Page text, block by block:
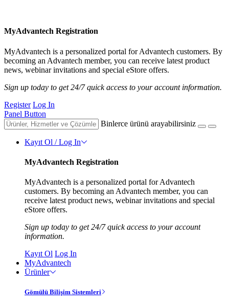
MyAdvantech Registration
MyAdvantech is a personalized portal for Advantech customers. By
becoming an Advantech member, you can receive latest product
news, webinar invitations and special eStore offers.
Sign up today to get 24/7 quick access to your account information.
Register Log In
Panel Button
Binlerce ürünü arayabilirsiniz
Kayıt Ol / Log In
MyAdvantech Registration
MyAdvantech is a personalized portal for Advantech
customers. By becoming an Advantech member, you can
receive latest product news, webinar invitations and special
eStore offers.
Sign up today to get 24/7 quick access to your account
information.
Kayıt Ol Log In
MyAdvantech
Ürünler
Gömülü Bilişim Sistemleri